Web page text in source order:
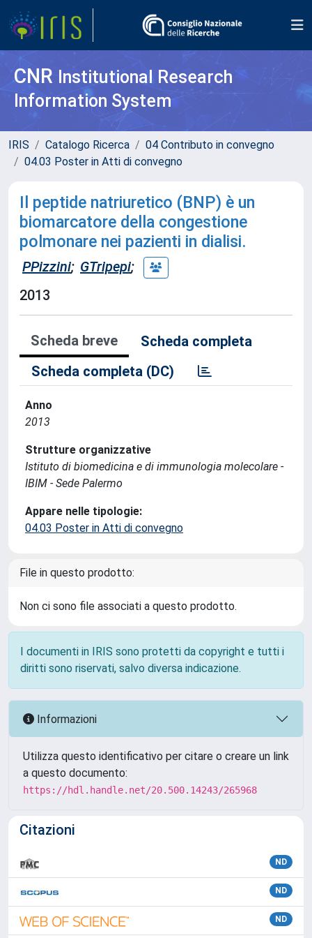
CNR Institutional Research
Information System
IRIS Catalogo Ricerca
04 Contributo in convegno
04.03 Poster in Atti di convegno
Il peptide natriuretico (BNP) è un
biomarcatore della congestione
polmonare nei pazienti in dialisi.
PPizzini; GTripepi;
2013
Scheda breve
Scheda completa
Scheda completa (DC)
Anno
2013
Strutture organizzative
Istituto di biomedicina e di immunologia molecolare -
IBIM - Sede Palermo
Appare nelle tipologie:
04.03 Poster in Atti di convegno
File in questo prodotto:
Non ci sono file associati a questo prodotto.
I documenti in IRIS sono protetti da copyright e tutti i
diritti sono riservati, salvo diversa indicazione.
Informazioni
Utilizza questo identificativo per citare o creare un link
a questo documento:
https://hdl.handle.net/20.500.14243/265968
Citazioni
ND
ND
ND